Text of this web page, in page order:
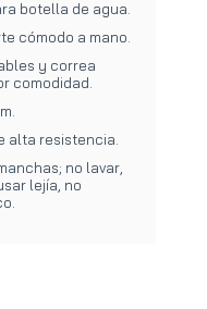
botella de agua.
cómodo a mano.
y correa
comodidad.
alta resistencia.
no lavar,
lejía, no